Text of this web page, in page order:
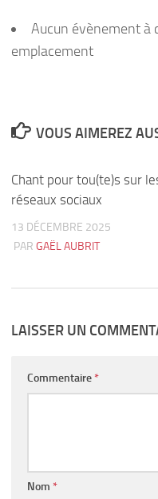
Aucun évènement à
emplacement
VOUS AIMEREZ
Chant pour tou(te)s sur
réseaux sociaux
13 DÉCEMBRE 2025
PAR GAËL AUBRIT
LAISSER UN
Commentaire *
Nom *